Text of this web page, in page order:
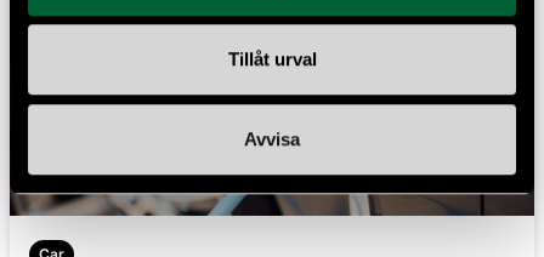
Tillåt urval
Avvisa